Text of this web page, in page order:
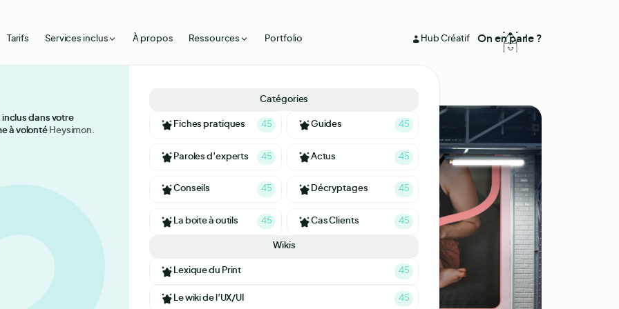
Tarifs Services inclus
inclus dans votre
à volonté Heysimon.
Illustrations & Pictos
Brand assets
Créations digitales
À propos Ressources
inclus dans votre
à volonté
Catégories
Fiches pratiques 45 Guides 45
Paroles d’experts 45 Actus 45
Conseils 45 Décryptages 45
La boite à outils 45 Cas Clients 45
Wikis
Lexique du Print 45
Le wiki de l’UX/UI 45
Portfolio Hub Créatif On en parle ?
a
et
de